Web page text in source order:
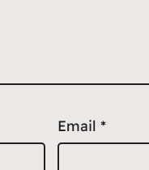
Email *